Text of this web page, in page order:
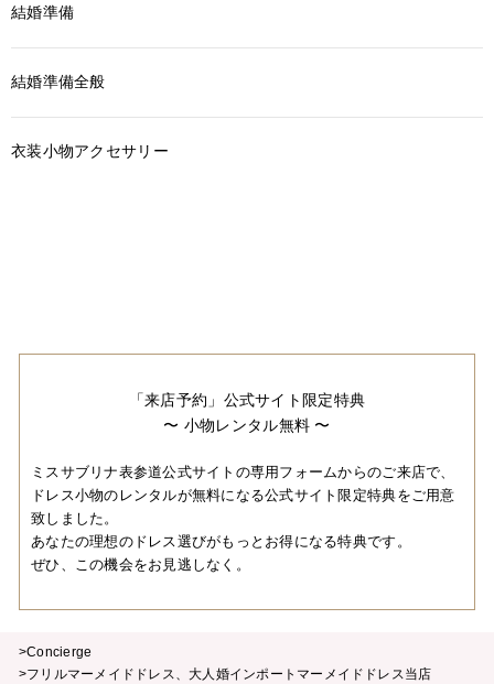
結婚準備
結婚準備全般
衣装小物アクセサリー
「来店予約」公式サイト限定特典
〜 小物レンタル無料 〜
ミスサブリナ表参道公式サイトの専用フォームからのご来店で、
ドレス小物のレンタルが無料になる公式サイト限定特典をご用意
致しました。
あなたの理想のドレス選びがもっとお得になる特典です。
ぜひ、この機会をお見逃しなく。
>Concierge
>フリルマーメイドドレス、大人婚インポートマーメイドドレス当店